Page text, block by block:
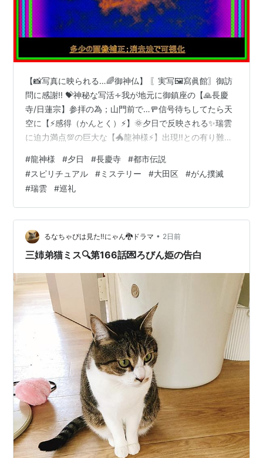
【📸写真に映られる…🌈御神仏】 〖実写🖼️寫眞館〗御訪
問に感謝!! 💝神秘な写活∻我が地元に御鎮座の【🙏長慶
寺/日蓮宗】参拝の為；山門前で…🚥信号待ちしてたら天
空に【⚡感得（かんとく）⚡】🌞夕日で反映される✨瑞雲
に迫力満点💯の巨大な【🐲龍神様⚡】出現!!との有り難い
させて頂きました。 🏵️前代未聞の【㊙️オカルトの世界
（5,000枚以上）㊙️日々更新中】👨‍👩‍👧‍👦世の人々の為
🔯プロデュース☯️御希望の方ご連絡ください。🧑‍🚒松下
輝志❎（旧ツイッター）まで… 🖼️画像クリックして〖別
ウインドウ〗でも御閲覧ください。 【㊙️オカルトの世界
㊙️】…
#龍神様 #夕日 #長慶寺 #都市伝説
#スピリチュアル #ミステリー #大田区 #がん撲滅
#瑞雲 #巡礼
るなちゃぴは見た‼️にゃん🐉ドラマ • 2日前
三姉弟猫ミス🔍️第166話💌ろびん姫の告白